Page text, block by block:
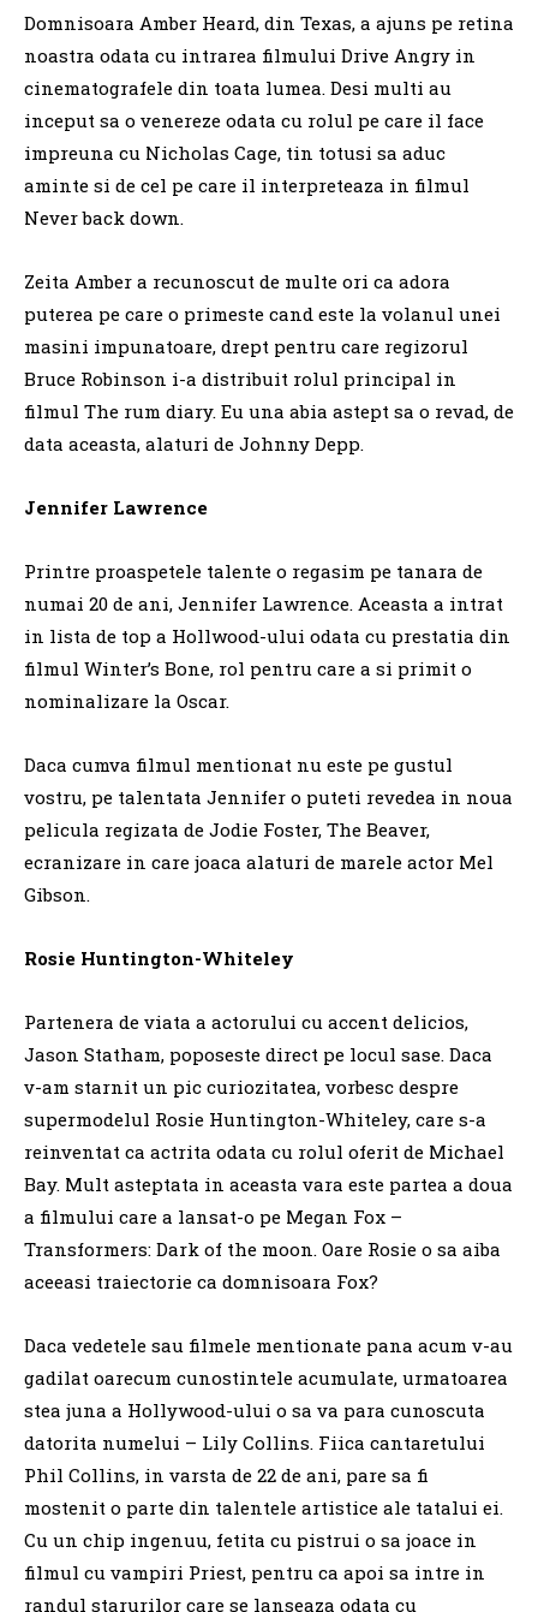
Domnisoara Amber Heard, din Texas, a ajuns pe retina
noastra odata cu intrarea filmului Drive Angry in
cinematografele din toata lumea. Desi multi au
inceput sa o venereze odata cu rolul pe care il face
impreuna cu Nicholas Cage, tin totusi sa aduc
aminte si de cel pe care il interpreteaza in filmul
Never back down.
Zeita Amber a recunoscut de multe ori ca adora
puterea pe care o primeste cand este la volanul unei
masini impunatoare, drept pentru care regizorul
Bruce Robinson i-a distribuit rolul principal in
filmul The rum diary. Eu una abia astept sa o revad, de
data aceasta, alaturi de Johnny Depp.
Jennifer Lawrence
Printre proaspetele talente o regasim pe tanara de
numai 20 de ani, Jennifer Lawrence. Aceasta a intrat
in lista de top a Hollwood-ului odata cu prestatia din
filmul Winter’s Bone, rol pentru care a si primit o
nominalizare la Oscar.
Daca cumva filmul mentionat nu este pe gustul
vostru, pe talentata Jennifer o puteti revedea in noua
pelicula regizata de Jodie Foster, The Beaver,
ecranizare in care joaca alaturi de marele actor Mel
Gibson.
Rosie Huntington-Whiteley
Partenera de viata a actorului cu accent delicios,
Jason Statham, poposeste direct pe locul sase. Daca
v-am starnit un pic curiozitatea, vorbesc despre
supermodelul Rosie Huntington-Whiteley, care s-a
reinventat ca actrita odata cu rolul oferit de Michael
Bay. Mult asteptata in aceasta vara este partea a doua
a filmului care a lansat-o pe Megan Fox –
Transformers: Dark of the moon. Oare Rosie o sa aiba
aceeasi traiectorie ca domnisoara Fox?
Daca vedetele sau filmele mentionate pana acum v-au
gadilat oarecum cunostintele acumulate, urmatoarea
stea juna a Hollywood-ului o sa va para cunoscuta
datorita numelui – Lily Collins. Fiica cantaretului
Phil Collins, in varsta de 22 de ani, pare sa fi
mostenit o parte din talentele artistice ale tatalui ei.
Cu un chip ingenuu, fetita cu pistrui o sa joace in
filmul cu vampiri Priest, pentru ca apoi sa intre in
randul starurilor care se lanseaza odata cu